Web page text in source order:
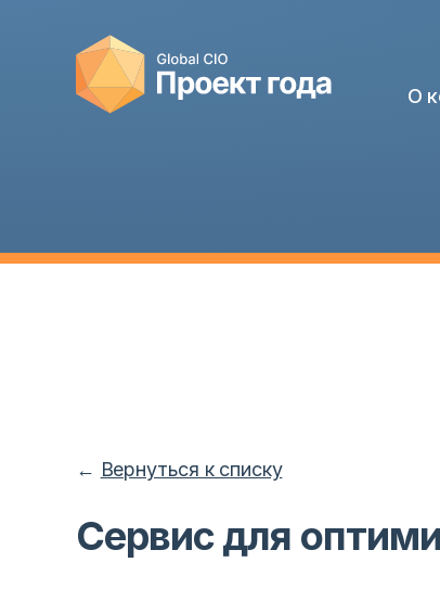
О
← Вернуться к списку
Сервис для